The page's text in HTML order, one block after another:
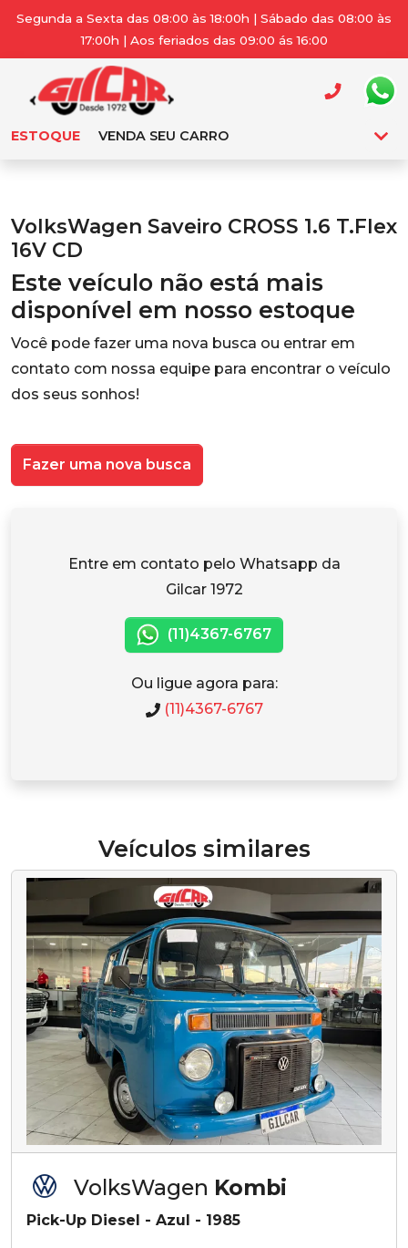
Segunda a Sexta das 08:00 às 18:00h | Sábado das 08:00 às
17:00h | Aos feriados das 09:00 ás 16:00
ESTOQUE VENDA SEU CARRO
VolksWagen Saveiro CROSS 1.6 T.Flex
16V CD
Este veículo não está mais
disponível em nosso estoque
Você pode fazer uma nova busca ou entrar em
contato com nossa equipe para encontrar o veículo
dos seus sonhos!
Fazer uma nova busca
Entre em contato pelo Whatsapp da
Gilcar 1972
(11)4367-6767
Ou ligue agora para:
(11)4367-6767
Veículos similares
VolksWagen Kombi
Pick-Up Diesel - Azul - 1985